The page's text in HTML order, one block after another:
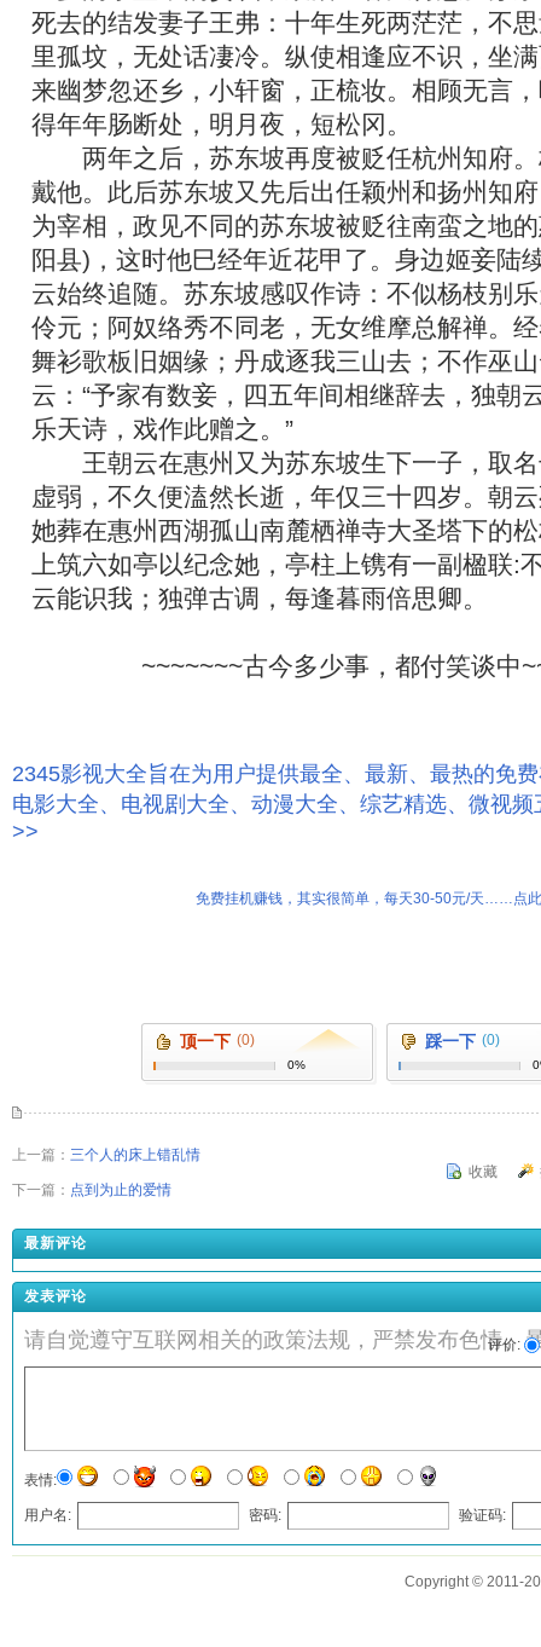
死去的结发妻子王弗：十年生死两茫茫，不
里孤坟，无处话凄冷。纵使相逢应不识，坐
来幽梦忽还乡，小轩窗，正梳妆。相顾无言
得年年肠断处，明月夜，短松冈。
两年之后，苏东坡再度被贬任杭州知府。
戴他。此后苏东坡又先后出任颖州和扬州知
为宰相，政见不同的苏东坡被贬往南蛮之地
阳县)，这时他巳经年近花甲了。身边姬妾陆
云始终追随。苏东坡感叹作诗：不似杨枝别
伶元；阿奴络秀不同老，无女维摩总解禅。
舞衫歌板旧姻缘；丹成逐我三山去；不作巫
云：“予家有数妾，四五年间相继辞去，独朝
乐天诗，戏作此赠之。”
王朝云在惠州又为苏东坡生下一子，取名
虚弱，不久便溘然长逝，年仅三十四岁。朝
她葬在惠州西湖孤山南麓栖禅寺大圣塔下的
上筑六如亭以纪念她，亭柱上镌有一副楹联:
云能识我；独弹古调，每逢暮雨倍思卿。
~~~~~~~古今多少事，都付笑谈中
2345影视大全旨在为用户提供最全、最新、最热的免
电影大全、电视剧大全、动漫大全、综艺精选、微视
>>
免费挂机赚钱，其实很简单，每天30-50元/天……点
顶一下 (0)
0%
踩一下 (0)
上一篇： 三个人的床上错乱情
下一篇： 点到为止的爱情
收藏
最新评论
发表评论
请自觉遵守互联网相关的政策法规，严禁发布色情、
评价:
表情:
用户名: 密码: 验证码:
发表评论
Copyright © 2011-